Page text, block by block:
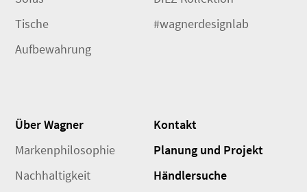
Tische
Aufbewahrung
#wagnerdesignlab
Über Wagner
Markenphilosophie
Nachhaltigkeit
Kontakt
Planung und Projekt
Händlersuche